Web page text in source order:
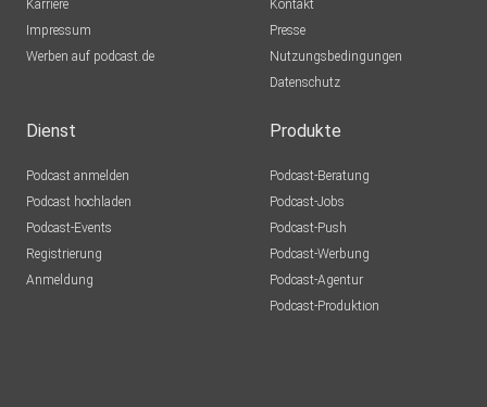
Karriere
Impressum
Werben auf podcast.de
Kontakt
Presse
Nutzungsbedingungen
Datenschutz
Dienst
Podcast anmelden
Podcast hochladen
Podcast-Events
Registrierung
Anmeldung
Produkte
Podcast-Beratung
Podcast-Jobs
Podcast-Push
Podcast-Werbung
Podcast-Agentur
Podcast-Produktion